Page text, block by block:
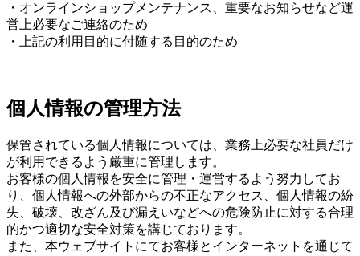
・オンラインショップメンテナンス、重要なお知らせなど運
営上必要なご連絡のため
・上記の利用目的に付随する目的のため
個人情報の管理方法
保管されている個人情報については、業務上必要な社員だけ
が利用できるよう厳重に管理します。
お客様の個人情報を安全に管理・運営するよう努力してお
り、個人情報への外部からの不正なアクセス、個人情報の紛
失、破壊、改ざん及び漏えいなどへの危険防止に対する合理
的かつ適切な安全対策を講じております。
また、本ウェブサイトにてお客様とインターネットを通じて